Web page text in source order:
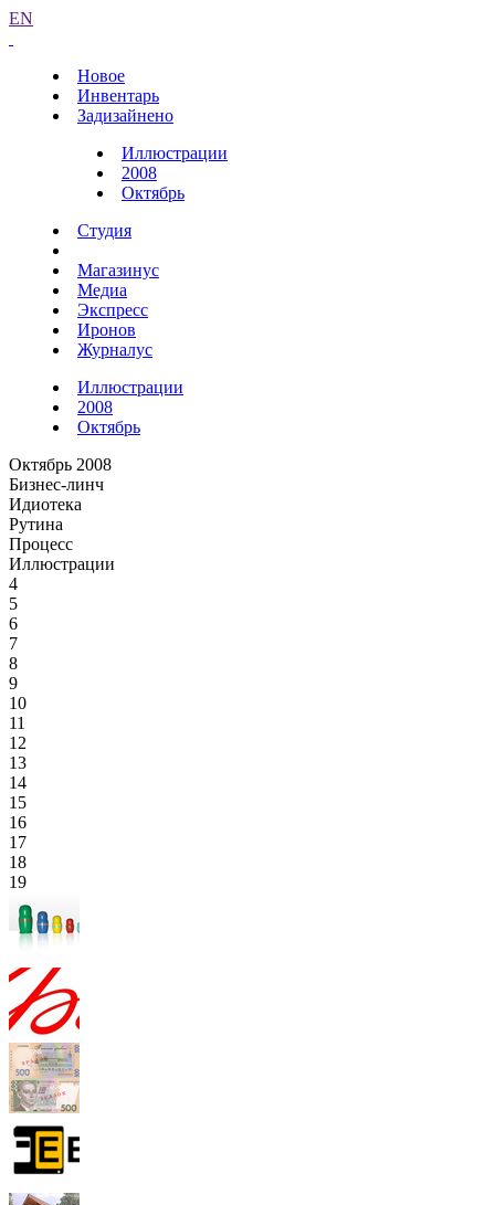
EN
Новое
Инвентарь
Задизайнено
Иллюстрации
2008
Октябрь
Студия
Магазинус
Медиа
Экспресс
Иронов
Журналус
Иллюстрации
2008
Октябрь
Октябрь 2008
Бизнес-линч
Идиотека
Рутина
Процесс
Иллюстрации
4
5
6
7
8
9
10
11
12
13
14
15
16
17
18
19